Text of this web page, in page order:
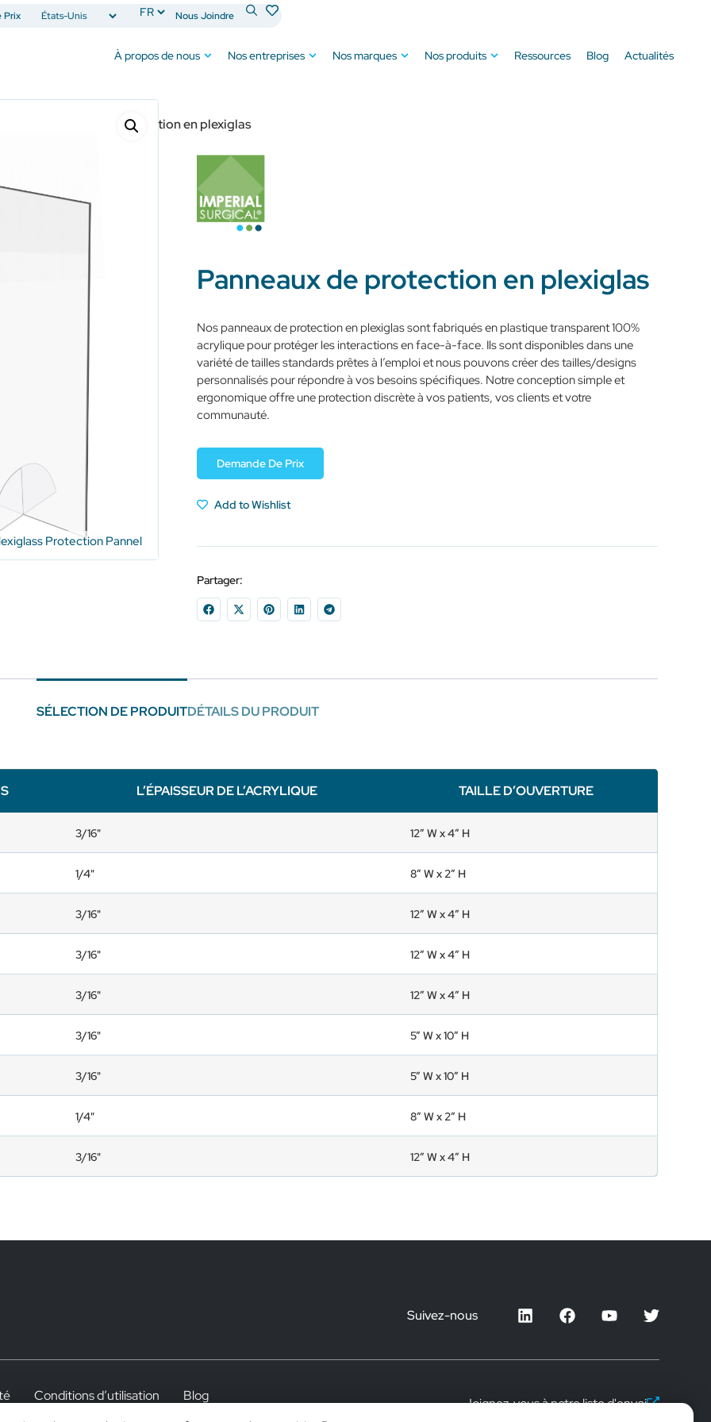
Prix Nous Joindre
À propos de nous Nos entreprises Nos marques Nos produits Ressources Blog Actualités
Panneaux de protection en plexiglas
Protection Pannel
Panneaux de protection en plexiglas
Nos panneaux de protection en plexiglas sont fabriqués en plastique transparent 100%
acrylique pour protéger les interactions en face-à-face. Ils sont disponibles dans une
variété de tailles standards prêtes à l’emploi et nous pouvons créer des tailles/designs
personnalisés pour répondre à vos besoins spécifiques. Notre conception simple et
ergonomique offre une protection discrète à vos patients, vos clients et votre
communauté.
Demande De Prix
Add to Wishlist
Partager:
SÉLECTION DE PRODUITDÉTAILS DU PRODUIT
L’ÉPAISSEUR DE L’ACRYLIQUE TAILLE D’OUVERTURE
3/16" 12” W x 4” H
1/4" 8” W x 2” H
3/16" 12” W x 4” H
3/16" 12” W x 4” H
3/16" 12” W x 4” H
3/16" 5” W x 10” H
3/16" 5” W x 10” H
1/4" 8” W x 2” H
3/16" 12” W x 4” H
Suivez-nous
Conditions d’utilisation Blog Joignez-vous à notre liste d'envoi